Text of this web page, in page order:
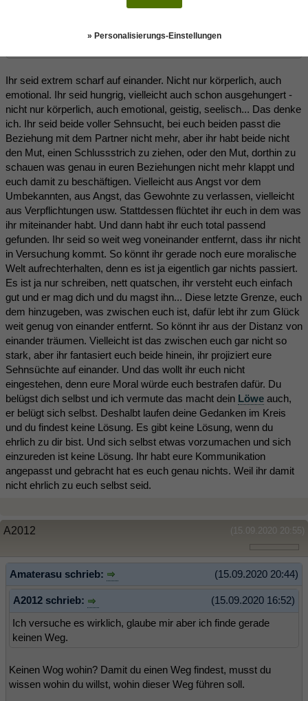
Wir haben mit der Zeit denke ich kein gutes Gefühl mehr und
Partner gegenüber ist. Unsere Schreibweise hat sich auch
Ihr seid extrem scharf auf einander. Nicht nur körperlich, auch
emotional. Ihr seid hungrig, vielleicht auch schon ausgehungert -
nicht nur körperlich, auch emotional, geistig, seelisch... Das denke
ich. Ihr seid beide voller Sehnsucht, bei euch beiden passt die
Beziehung mit dem Partner nicht mehr, aber ihr habt beide nicht
den Mut, einen Schlussstrich zu ziehen, oder den Mut, dorthin zu
schauen was genau in euren Beziehungen nicht mehr klappt und
euch damit zu beschäftigen. Vielleicht aus Angst vor dem
Umbekannten, aus Angst, das Gewohnte zu verlassen, vielleicht
aus Verpflichtungen usw. Stattdessen flüchtet ihr euch in dem was
ihr miteinander habt. Und dann habt ihr euch total passend
gefunden. Ihr seid so weit weg voneinander entfernt, dass ihr nicht
in Versuchung kommt. So könnt ihr gerade noch eure moralische
Welt aufrechterhalten, denn es ist ja eigentlich gar nichts passiert.
Es ist ja nur schreiben, nett quatschen, ihr versteht euch einfach
gut und er mag dich und du magst ihn... Diese letzte Grenze, euch
dem hinzugeben, was zwischen euch ist, dafür lebt ihr zum Glück
weit genug von einander entfernt. So könnt ihr aus der Distanz von
einander träumen. Vielleicht ist das zwischen euch gar nicht so
stark, aber ihr fantasiert euch beide hinein, ihr projiziert eure
Sehnsüchte auf einander. Und das wollt ihr euch nicht
eingestehen, denn eure Moral würde euch bestrafen dafür. Du
belügst dich selbst und ich vermute das macht dein Löwe auch,
er belügt sich selbst. Deshalbt laufen deine Gedanken im Kreis
und du findest keine Lösung. Es gibt keine Lösung, wenn du
ehrlich zu dir bist. Und sich selbst etwas vorzumachen und sich
einzureden ist keine Lösung. Ihr habt eure Kommunikation
angepasst und gebracht hat es euch genau nichts. Weil ihr damit
nicht ehrlich zu euch selbst seid.
(15.09.2020 20:55)
A2012
(15.09.2020 20:44)
Amaterasu schrieb:
(15.09.2020 16:52)
A2012 schrieb:
Ich versuche es wirklich, glaube mir aber ich finde gerade
keinen Weg.
Keinen Wog wohin? Damit du einen Weg findest, musst du
wissen wohin du willst, wohin dieser Weg führen soll.
» Personalisierungs-Einstellungen